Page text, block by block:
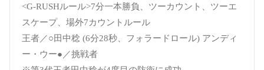
<G-RUSHルール>7分一本勝負、ツーカウント、ツーエ
スケープ、場外7カウントルール
王者／○田中稔 (6分28秒、フォラードロール) アンディ
ー・ウー●／挑戦者